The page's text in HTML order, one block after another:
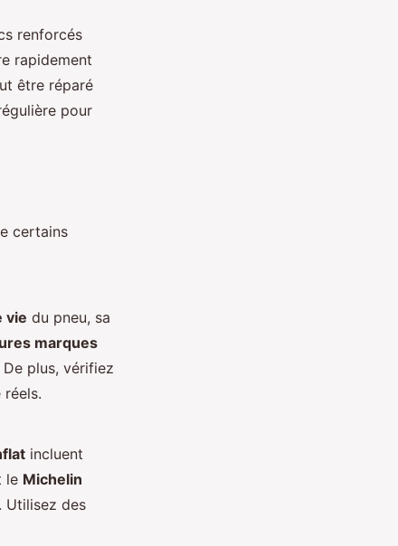
renforcés
rapidement
être réparé
pour
certains
vie du pneu, sa
marques
plus, vérifiez
incluent
le Michelin
. Utilisez des